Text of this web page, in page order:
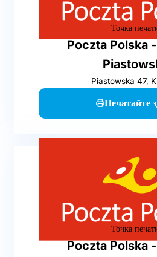
Точка
Poczta Polska
Piastowska 47,
Печатайте
Точка
Poczta Polska